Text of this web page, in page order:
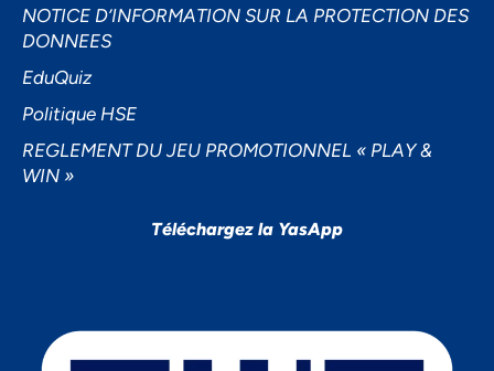
NOTICE D’INFORMATION SUR LA PROTECTION DES
DONNEES
EduQuiz
Politique HSE
REGLEMENT DU JEU PROMOTIONNEL « PLAY &
WIN »
Téléchargez la YasApp